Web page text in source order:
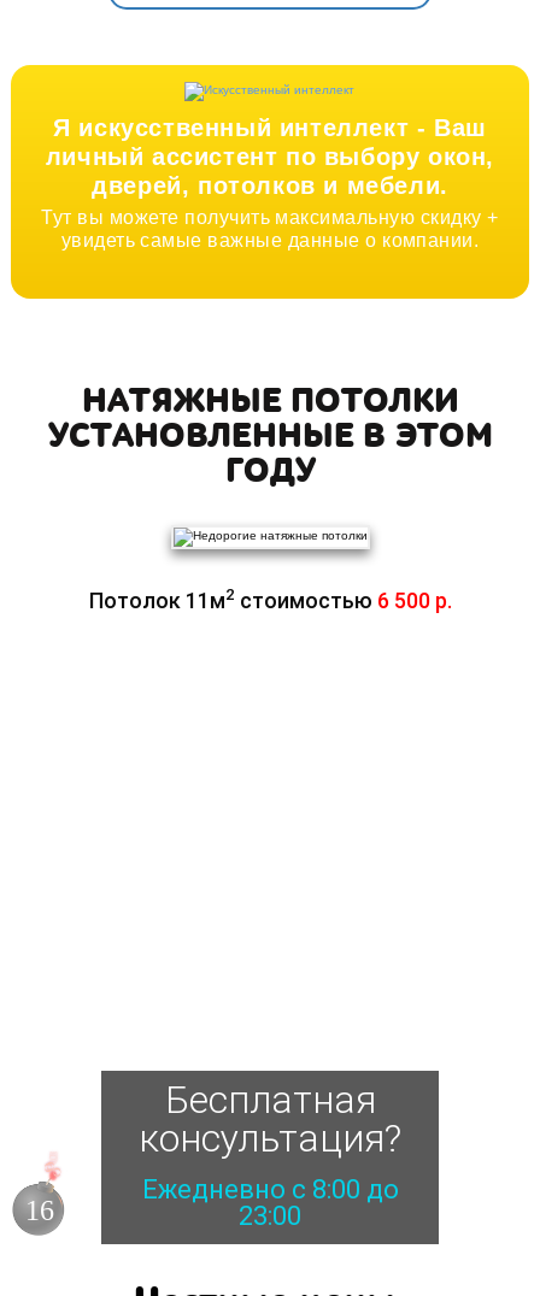
Я искусственный интеллект - Ваш
личный ассистент по выбору окон,
дверей, потолков и мебели.
Тут вы можете получить максимальную скидку +
увидеть самые важные данные о компании.
НАТЯЖНЫЕ ПОТОЛКИ
УСТАНОВЛЕННЫЕ В ЭТОМ
ГОДУ
Потолок 11м2 стоимостью 6 500 р.
Бесплатная
консультация?
Ежедневно с 8:00 до
23:00
15